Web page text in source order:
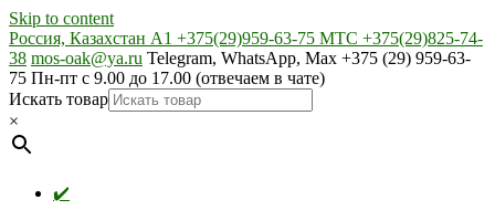
Skip to content
Россия, Казахстан А1 +375(29)959-63-75 МТС +375(29)825-74-
38 mos-oak@ya.ru Telegram, WhatsApp, Max +375 (29) 959-63-
75 Пн-пт с 9.00 до 17.00 (отвечаем в чате)
Искать товар
×
✔️